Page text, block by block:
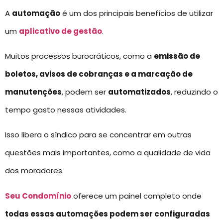
A automaçãoé um dos principais benefícios de utilizar
um aplicativo de gestão.
Muitos processos burocráticos, como a emissão de
boletos, avisos de cobranças e a marcação de
manutenções, podem ser automatizados, reduzindo o
tempo gasto nessas atividades.
Isso libera o síndico para se concentrar em outras
questões mais importantes, como a qualidade de vida
dos moradores.
Seu Condomíniooferece um painel completo onde
todas essas automações podem ser configuradas